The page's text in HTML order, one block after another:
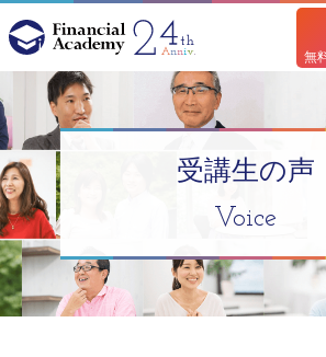
無
受講生の声
Voice